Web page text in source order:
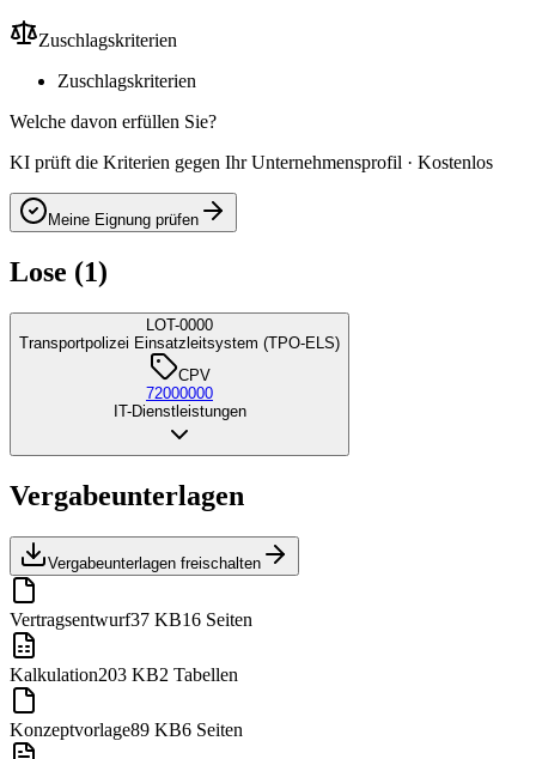
Zuschlagskriterien
Zuschlagskriterien
Welche davon erfüllen Sie?
KI prüft die Kriterien gegen Ihr Unternehmensprofil · Kostenlos
Meine Eignung prüfen
Lose (1)
LOT-0000
Transportpolizei Einsatzleitsystem (TPO-ELS)
CPV
72000000
IT-Dienstleistungen
Vergabeunterlagen
Vergabeunterlagen freischalten
Vertragsentwurf37 KB16 Seiten
Kalkulation203 KB2 Tabellen
Konzeptvorlage89 KB6 Seiten